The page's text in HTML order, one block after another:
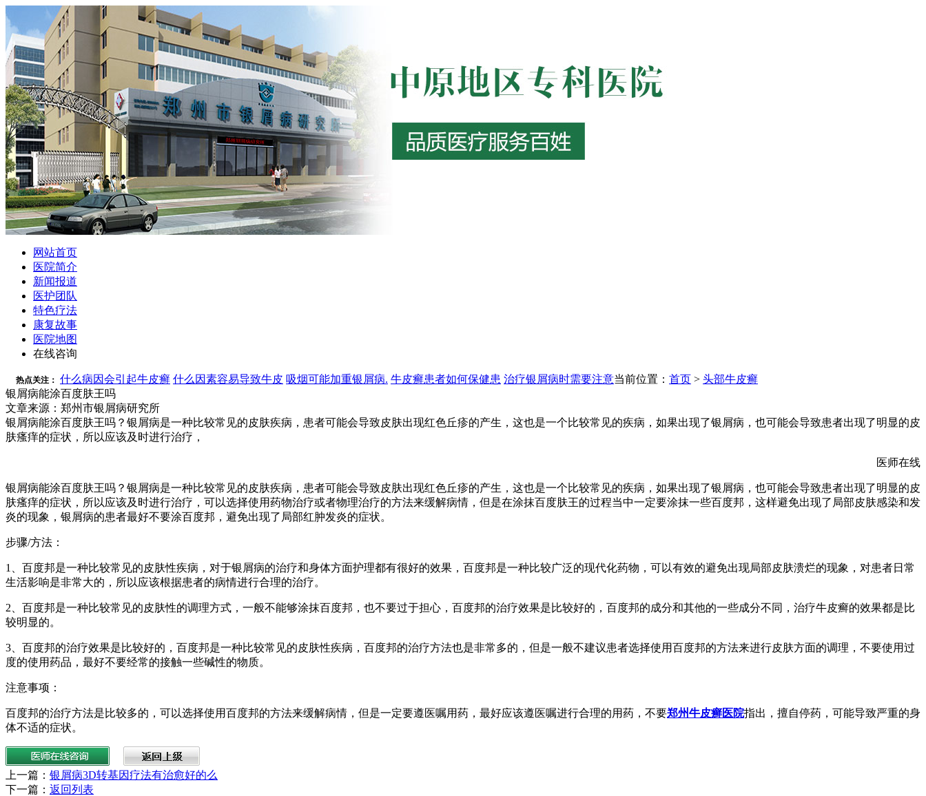
网站首页
医院简介
新闻报道
医护团队
特色疗法
康复故事
医院地图
在线咨询
热点关注： 什么病因会引起牛皮癣 什么因素容易导致牛皮 吸烟可能加重银屑病. 牛皮癣患者如何保健患 治疗银屑病时需要注意当前位置： 首页 > 头部牛皮癣
银屑病能涂百度肤王吗
文章来源：郑州市银屑病研究所
银屑病能涂百度肤王吗？银屑病是一种比较常见的皮肤疾病，患者可能会导致皮肤出现红色丘疹的产生，这也是一个比较常见的疾病，如果出现了银屑病，也可能会导致患者出现了明显的皮
肤瘙痒的症状，所以应该及时进行治疗，
医师在线
银屑病能涂百度肤王吗？银屑病是一种比较常见的皮肤疾病，患者可能会导致皮肤出现红色丘疹的产生，这也是一个比较常见的疾病，如果出现了银屑病，也可能会导致患者出现了明显的皮
肤瘙痒的症状，所以应该及时进行治疗，可以选择使用药物治疗或者物理治疗的方法来缓解病情，但是在涂抹百度肤王的过程当中一定要涂抹一些百度邦，这样避免出现了局部皮肤感染和发
炎的现象，银屑病的患者最好不要涂百度邦，避免出现了局部红肿发炎的症状。
步骤/方法：
1、百度邦是一种比较常见的皮肤性疾病，对于银屑病的治疗和身体方面护理都有很好的效果，百度邦是一种比较广泛的现代化药物，可以有效的避免出现局部皮肤溃烂的现象，对患者日常
生活影响是非常大的，所以应该根据患者的病情进行合理的治疗。
2、百度邦是一种比较常见的皮肤性的调理方式，一般不能够涂抹百度邦，也不要过于担心，百度邦的治疗效果是比较好的，百度邦的成分和其他的一些成分不同，治疗牛皮癣的效果都是比
较明显的。
3、百度邦的治疗效果是比较好的，百度邦是一种比较常见的皮肤性疾病，百度邦的治疗方法也是非常多的，但是一般不建议患者选择使用百度邦的方法来进行皮肤方面的调理，不要使用过
度的使用药品，最好不要经常的接触一些碱性的物质。
注意事项：
百度邦的治疗方法是比较多的，可以选择使用百度邦的方法来缓解病情，但是一定要遵医嘱用药，最好应该遵医嘱进行合理的用药，不要郑州牛皮癣医院指出，擅自停药，可能导致严重的身
体不适的症状。
上一篇： 银屑病3D转基因疗法有治愈好的么
下一篇： 返回列表